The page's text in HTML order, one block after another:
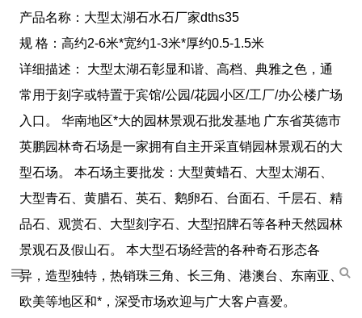
产品名称：大型太湖石水石厂家dths35
规 格：高约2-6米*宽约1-3米*厚约0.5-1.5米
详细描述： 大型太湖石彰显和谐、高档、典雅之色，通
常用于刻字或特置于宾馆/公园/花园小区/工厂/办公楼广场
入口。 华南地区*大的园林景观石批发基地 广东省英德市
英鹏园林奇石场是一家拥有自主开采直销园林景观石的大
型石场。 本石场主要批发：大型黄蜡石、大型太湖石、
大型青石、黄腊石、英石、鹅卵石、台面石、千层石、精
品石、观赏石、大型刻字石、大型招牌石等各种天然园林
景观石及假山石。 本大型石场经营的各种奇石形态各
异，造型独特，热销珠三角、长三角、港澳台、东南亚、
欧美等地区和*，深受市场欢迎与广大客户喜爱。